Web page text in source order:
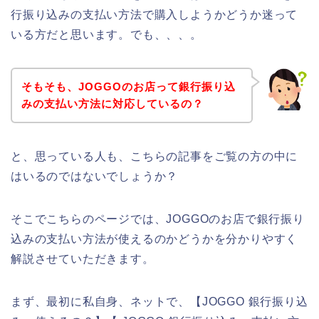
行振り込みの支払い方法で購入しようかどうか迷って
いる方だと思います。でも、、、。
そもそも、JOGGOのお店って銀行振り込
みの支払い方法に対応しているの？
と、思っている人も、こちらの記事をご覧の方の中に
はいるのではないでしょうか？
そこでこちらのページでは、JOGGOのお店で銀行振り
込みの支払い方法が使えるのかどうかを分かりやすく
解説させていただきます。
まず、最初に私自身、ネットで、【JOGGO 銀行振り込